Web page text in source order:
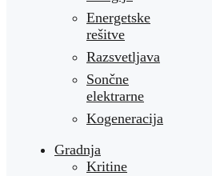
Energetske
rešitve
Razsvetljava
Sončne
elektrarne
Kogeneracija
Gradnja
Kritine